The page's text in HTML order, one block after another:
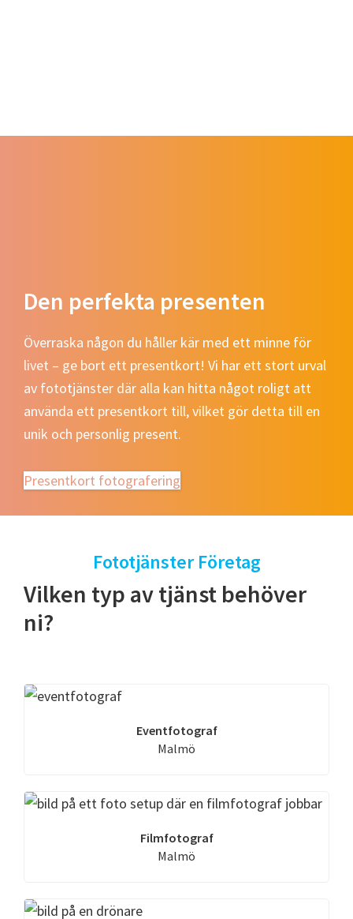
Den perfekta presenten
Överraska någon du håller kär med ett minne för
livet – ge bort ett presentkort! Vi har ett stort urval
av fototjänster där alla kan hitta något roligt att
använda ett presentkort till, vilket gör detta till en
unik och personlig present.
Presentkort fotografering
Fototjänster Företag
Vilken typ av tjänst behöver
ni?
Eventfotograf
Malmö
Filmfotograf
Malmö